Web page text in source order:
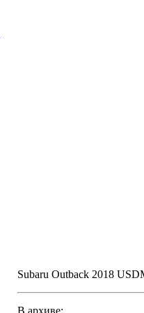
Subaru Outback 2018
В архиве: